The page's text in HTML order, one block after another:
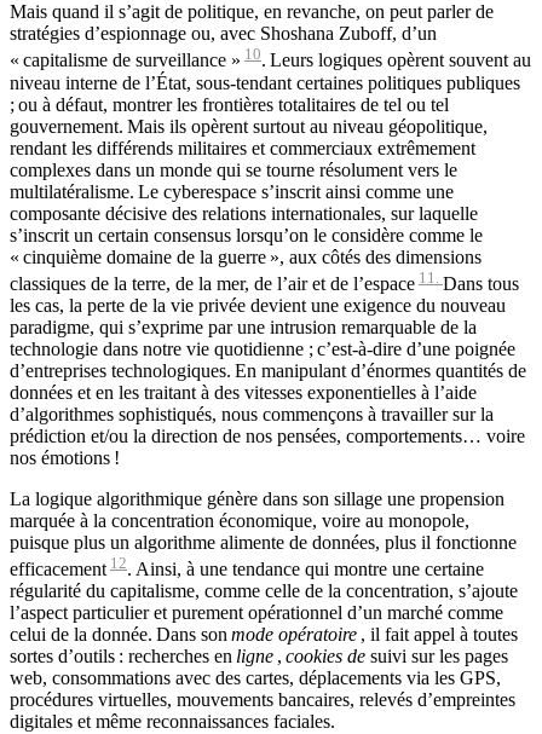
Mais quand il s’agit de politique, en revanche, on peut parler de
stratégies d’espionnage ou, avec Shoshana Zuboff, d’un
« capitalisme de surveillance » 10. Leurs logiques opèrent souvent au
niveau interne de l’État, sous-tendant certaines politiques publiques
; ou à défaut, montrer les frontières totalitaires de tel ou tel
gouvernement. Mais ils opèrent surtout au niveau géopolitique,
rendant les différends militaires et commerciaux extrêmement
complexes dans un monde qui se tourne résolument vers le
multilatéralisme. Le cyberespace s’inscrit ainsi comme une
composante décisive des relations internationales, sur laquelle
s’inscrit un certain consensus lorsqu’on le considère comme le
« cinquième domaine de la guerre », aux côtés des dimensions
classiques de la terre, de la mer, de l’air et de l’espace 11. Dans tous
les cas, la perte de la vie privée devient une exigence du nouveau
paradigme, qui s’exprime par une intrusion remarquable de la
technologie dans notre vie quotidienne ; c’est-à-dire d’une poignée
d’entreprises technologiques. En manipulant d’énormes quantités de
données et en les traitant à des vitesses exponentielles à l’aide
d’algorithmes sophistiqués, nous commençons à travailler sur la
prédiction et/ou la direction de nos pensées, comportements… voire
nos émotions !
La logique algorithmique génère dans son sillage une propension
marquée à la concentration économique, voire au monopole,
puisque plus un algorithme alimente de données, plus il fonctionne
efficacement 12. Ainsi, à une tendance qui montre une certaine
régularité du capitalisme, comme celle de la concentration, s’ajoute
l’aspect particulier et purement opérationnel d’un marché comme
celui de la donnée. Dans son mode opératoire , il fait appel à toutes
sortes d’outils : recherches en ligne , cookies de suivi sur les pages
web, consommations avec des cartes, déplacements via les GPS,
procédures virtuelles, mouvements bancaires, relevés d’empreintes
digitales et même reconnaissances faciales.